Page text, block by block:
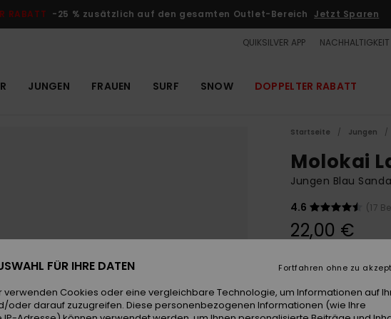
RABATT -25 % zusätzlich auf den gesamten Outlet-Bereich Jetzt Sparen
QUIKSILVER APP NACHHALTIGKEIT
JUNGEN FRAUEN SURF SNOW DOPPELTER RABATT
Startseite Jungen
Molokai
Jungen Blau
4.6
(17
22,00 €
FarbeNext Gen
FÜR IHRE DATEN
verwenden Cookies oder eine vergleichbare Technologie, um Informationen auf
oder darauf zuzugreifen. Diese personenbezogenen Informationen (wie Ihre
Fortfahren ohne zu